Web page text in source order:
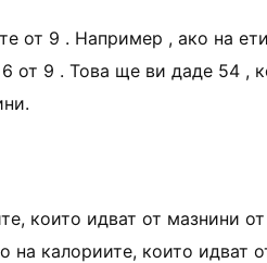
от 9 . Например , ако на
9 . Това ще ви даде 54 ,
които идват от мазнини
на калориите, които идват